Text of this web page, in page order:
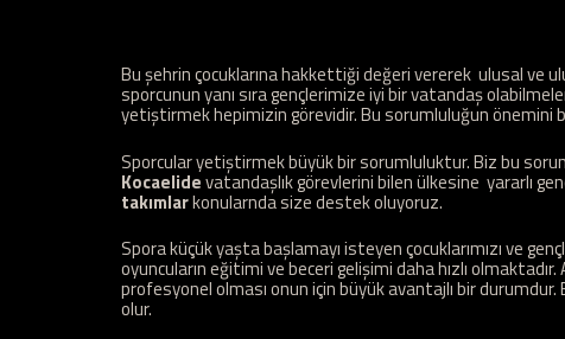
Bu şehrin çocuklarına hakkettiği değeri vererek ulusal ve
sporcunun yanı sıra gençlerimize iyi bir vatandaş
yetiştirmek hepimizin görevidir. Bu sorumluluğun önemini
Sporcular yetiştirmek büyük bir sorumluluktur. Biz bu
Kocaelidevatandaşlık görevlerini bilen ülkesine yararlı
takımlarkonularnda size destek oluyoruz.
Spora küçük yaşta başlamayı isteyen çocuklarımızı ve
oyuncuların eğitimi ve beceri gelişimi daha hızlı
profesyonel olması onun için büyük avantajlı bir
olur.